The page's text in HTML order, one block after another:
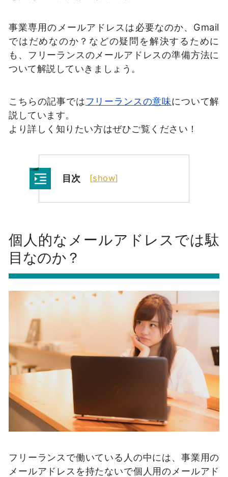
事業専用のメールアドレスは必要なのか、Gmail
ではだめなのか？などの疑問を解決するために
も、フリーランスのメールアドレスの準備方法に
ついて解説していきましょう。
こちらの記事ではフリーランスの意味について解
説しています。
より詳しく知りたい方はぜひご覧ください！
目次 [show]
個人的なメールアドレスでは駄
目なのか？
フリーランスで働いている人の中には、事業用の
メールアドレスを持たないで個人用のメールアド